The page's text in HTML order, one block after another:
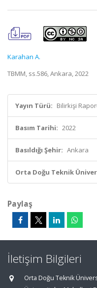
Karahan A.
TBMM, ss.586, Ankara, 2022
Yayın Türü: Bilirkişi
Basım Tarihi: 2022
Basıldığı Şehir: Ankara
Orta Doğu Teknik
Paylaş
İletişim Bilgileri
Orta Doğu Teknik